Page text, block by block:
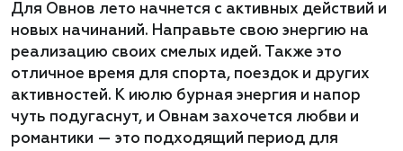
Для Овнов лето начнется с активных действий и
новых начинаний. Направьте свою энергию на
реализацию своих смелых идей. Также это
отличное время для спорта, поездок и других
активностей. К июлю бурная энергия и напор
чуть подугаснут, и Овнам захочется любви и
романтики — это подходящий период для